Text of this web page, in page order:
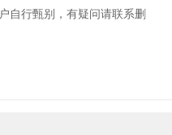
行甄别，有疑问请联系删